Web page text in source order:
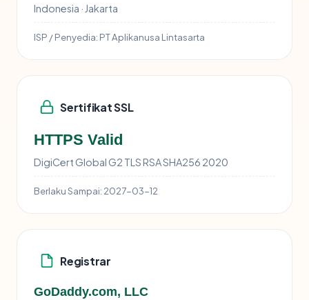
Indonesia · Jakarta
ISP / Penyedia: PT Aplikanusa Lintasarta
Sertifikat SSL
HTTPS Valid
DigiCert Global G2 TLS RSA SHA256 2020
Berlaku Sampai: 2027-03-12
Registrar
GoDaddy.com, LLC